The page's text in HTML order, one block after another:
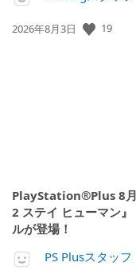
公
2026年8月3日 19
PlayStation®Plus 8月
2 ステイ ヒューマン
ルが登場！
PS Plusスタッフ